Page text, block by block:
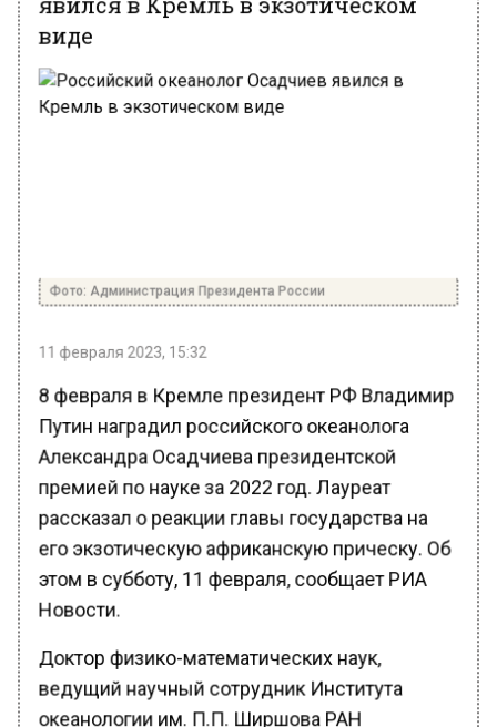
виде
Путин наградил российского океанолога
Александра Осадчиева президентской
премией по науке за 2022 год. Лауреат
рассказал о реакции главы государства на
его экзотическую африканскую прическу. Об
этом в субботу, 11 февраля, сообщает РИА
Новости.
Доктор физико-математических наук,
ведущий научный сотрудник Института
океанологии им. П.П. Ширшова РАН